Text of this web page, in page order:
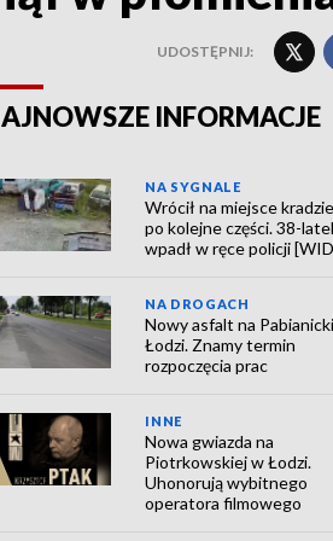
UDOSTĘPNIJ:
INFORMACJE
NA SYGNALE
Wrócił na miejsce
po kolejne części. 38-
wpadł w ręce policji
NA DROGACH
Nowy asfalt na
Łodzi. Znamy termin
rozpoczęcia prac
INNE
Nowa gwiazda na
Piotrkowskiej w Łodzi.
Uhonorują wybitnego
operatora filmowego